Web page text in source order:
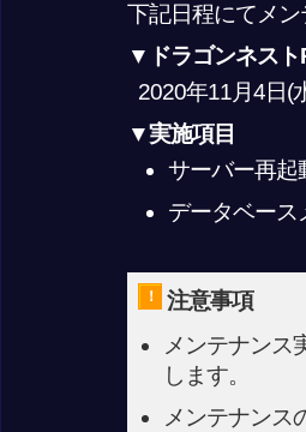
下記日程にてメ
▼ドラゴンネスト
2020年11月4日(
▼実施項目
サーバー再起
データベース
！
注意事項
メンテナンス
します。
メンテナンス